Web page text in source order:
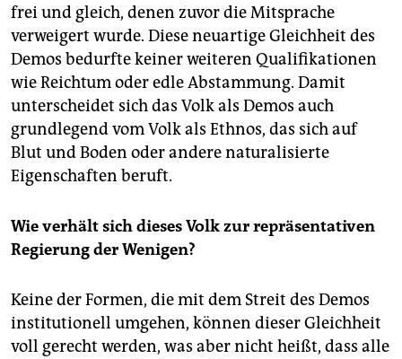
frei und gleich, denen zuvor die Mitsprache
verweigert wurde. Diese neuartige Gleichheit des
Demos bedurfte keiner weiteren Qualifikationen
wie Reichtum oder edle Abstammung. Damit
unterscheidet sich das Volk als Demos auch
grundlegend vom Volk als Ethnos, das sich auf
Blut und Boden oder andere naturalisierte
Eigenschaften beruft.
Wie verhält sich dieses Volk zur repräsentativen
Regierung der Wenigen?
Keine der Formen, die mit dem Streit des Demos
institutionell umgehen, können dieser Gleichheit
voll gerecht werden, was aber nicht heißt, dass alle